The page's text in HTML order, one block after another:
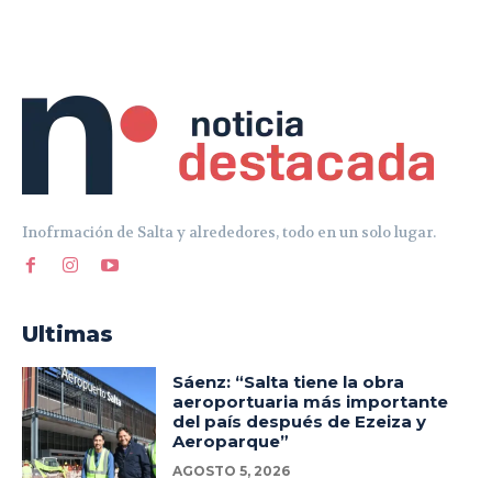
Inofrmación de Salta y alrededores, todo en un solo lugar.
Ultimas
Sáenz: “Salta tiene la obra
aeroportuaria más importante
del país después de Ezeiza y
Aeroparque”
AGOSTO 5, 2026